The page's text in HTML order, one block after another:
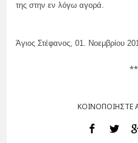
της στην εν λόγω αγορά.
Άγιος Στέφανος,01. Νοεμβρίου
ΚΟΙΝΟΠΟΙΗΣΤΕ